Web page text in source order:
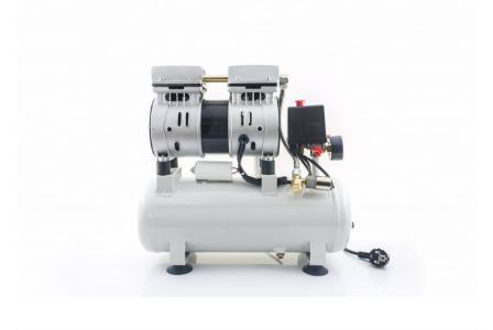
Lantai
Plafon & Partisi
Sanitari & Aksesorisnya
Aksesoris Dapur
Beton
Material Alam
Besi Profil & Plat
Produk Pracetak
Peralatan Utama
Sistem Elektrikal
Pompa dan Pipa
Lampu & Listrik